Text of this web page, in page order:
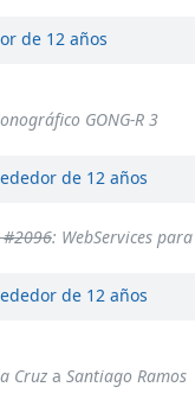
de 12 años
GONG-R 3
de 12 años
#2096: WebServices
de 12 años
Cruz a Santiago Ramos